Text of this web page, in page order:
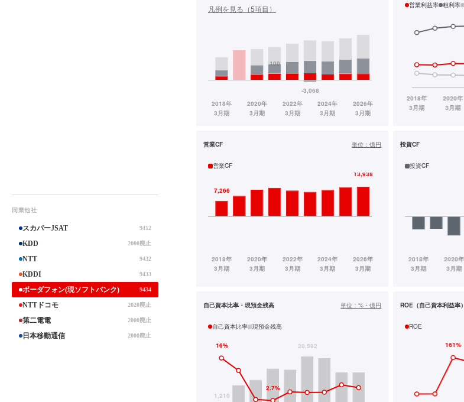
同業他社
スカパーJSAT 9412
KDD 2000廃止
NTT 9432
KDDI 9433
ボーダフォン(現ソフトバンク) 9434
NTTドコモ 2020廃止
第二電電 2000廃止
日本移動通信 2000廃止
凡例を見る（5項目） 営業利益率 粗利率
営業CF 単位：億円
営業CF
投資CF
投資CF
自己資本比率・現預金残高 単位：%・億円
自己資本比率 現預金残高
ROE（自己資本利益率）
ROE